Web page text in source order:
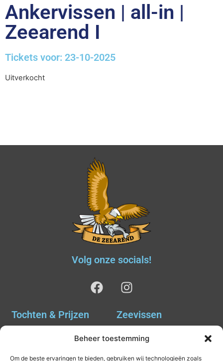
Beheer toestemming
Om de beste ervaringen te bieden, gebruiken wij technologieën zoals
Ankervissen | all-in |
Zeearend I
Tickets voor: 23-10-2025
Uitverkocht
Volg onze socials!
Tochten & Prijzen Zeevissen
Tochten & Prijzen